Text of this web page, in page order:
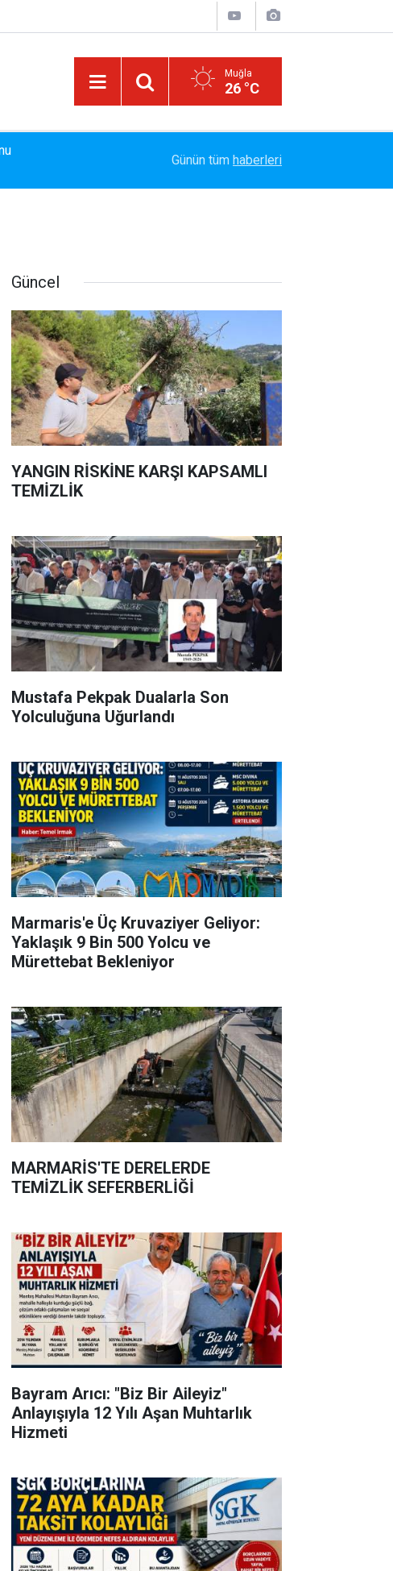
Muğla
26 °C
Vazgeç Gel"
Günün tüm haberleri
Güncel
YANGIN RİSKİNE KARŞI KAPSAMLI
TEMİZLİK
Mustafa Pekpak Dualarla Son
Yolculuğuna Uğurlandı
Marmaris'e Üç Kruvaziyer Geliyor:
Yaklaşık 9 Bin 500 Yolcu ve
Mürettebat Bekleniyor
MARMARİS'TE DERELERDE
TEMİZLİK SEFERBERLİĞİ
Bayram Arıcı: "Biz Bir Aileyiz"
Anlayışıyla 12 Yılı Aşan Muhtarlık
Hizmeti